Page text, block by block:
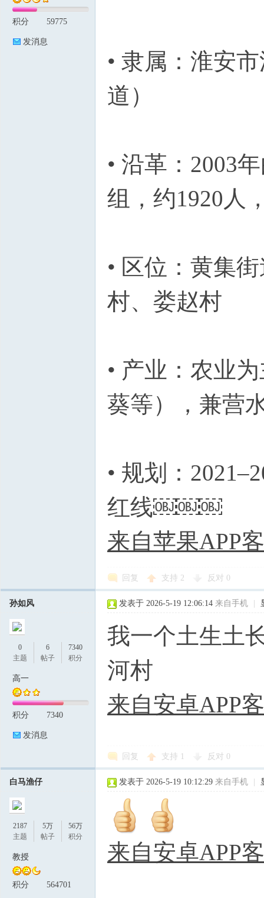
积分 59775
发消息
• 隶属：淮安
道）
• 沿革：2003
组，约1920人
• 区位：黄集
村、娄赵村
• 产业：农业
葵等），兼营
• 规划：
红线￼￼￼
来自苹果APP
回复 支持 2 反对 0
孙如风
0
主题
6
帖子
7340
积分
高一
积分 7340
发消息
发表于 2026-5-19 12:06:14 来自手机
我一个土生土
河村
来自安卓APP
回复 支持 反对 0
白马渔仔
2187
主题
5万
帖子
56万
积分
教授
积分 564701
发表于 2026-5-19 10:12:29 来自手机
来自安卓APP